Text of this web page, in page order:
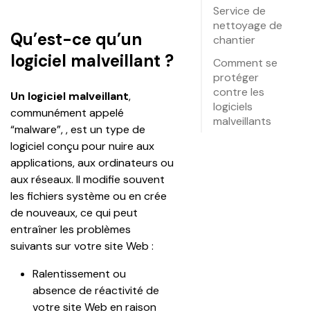
Qu’est-ce qu’un
logiciel malveillant ?
Un logiciel malveillant,
communément appelé
“malware”, , est un type de
logiciel conçu pour nuire aux
applications, aux ordinateurs ou
aux réseaux. Il modifie souvent
les fichiers système ou en crée
de nouveaux, ce qui peut
entraîner les problèmes
suivants sur votre site Web :
Ralentissement ou
absence de réactivité de
votre site Web en raison
Service de
nettoyage de
chantier
Comment se
protéger
contre les
logiciels
malveillants